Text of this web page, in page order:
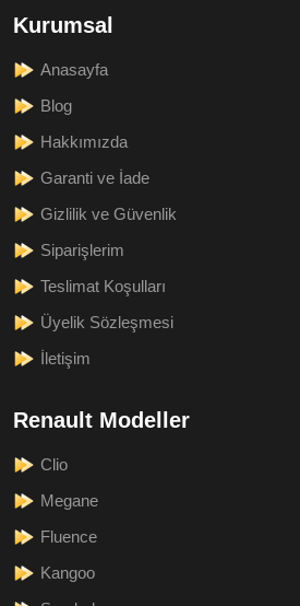
Kurumsal
Anasayfa
Blog
Hakkımızda
Garanti ve İade
Gizlilik ve Güvenlik
Siparişlerim
Teslimat Koşulları
Üyelik Sözleşmesi
İletişim
Renault Modeller
Clio
Megane
Fluence
Kangoo